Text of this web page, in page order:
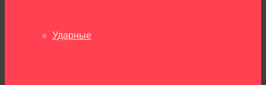
Ударные